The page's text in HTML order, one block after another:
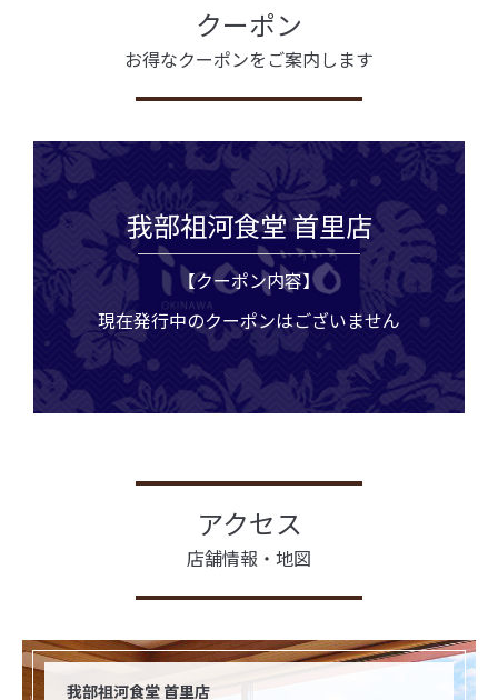
クーポン
お得なクーポンをご案内します
我部祖河食堂 首里店
【クーポン内容】
現在発行中のクーポンはございません
アクセス
店舗情報・地図
我部祖河食堂 首里店